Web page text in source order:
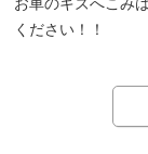
ください！！